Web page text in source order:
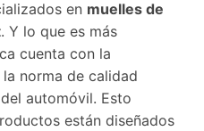
en muelles de
. Y lo que es más
cuenta con la
norma de calidad
automóvil. Esto
están diseñados